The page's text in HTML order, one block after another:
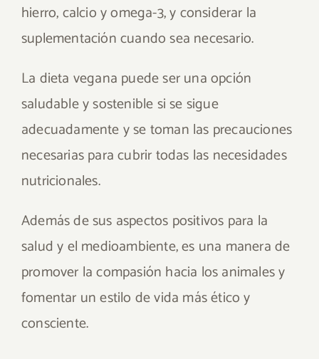
hierro, calcio y omega-3, y considerar la
suplementación cuando sea necesario.
La dieta vegana puede ser una opción
saludable y sostenible si se sigue
adecuadamente y se toman las precauciones
necesarias para cubrir todas las necesidades
nutricionales.
Además de sus aspectos positivos para la
salud y el medioambiente, es una manera de
promover la compasión hacia los animales y
fomentar un estilo de vida más ético y
consciente.